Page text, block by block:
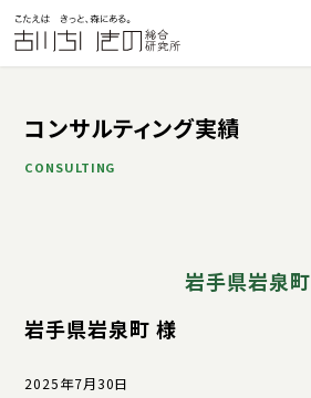
コンサルティング実績
CONSULTING
岩手県岩泉町
岩手県岩泉町 様
2025年7月30日